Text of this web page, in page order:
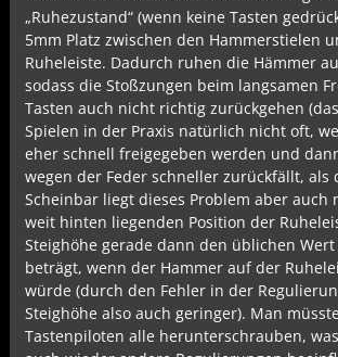
„Ruhezustand“ (wenn keine Tasten
5mm Platz zwischen den Hammerstielen
Ruheleiste. Dadurch ruhen die Hämmer
sodass die Stoßzungen beim langsamen
Tasten auch nicht richtig zurückgehen
Spielen in der Praxis natürlich nicht oft,
eher schnell freigegeben werden und
wegen der Feder schneller zurückfällt, als
Scheinbar liegt dieses Problem aber auch
weit hinten liegenden Position der
Steighöhe gerade dann den üblichen Wert
beträgt, wenn der Hammer auf der
würde (durch den Fehler in der
Steighöhe also auch geringer). Man
Tastenpiloten alle herunterschrauben,